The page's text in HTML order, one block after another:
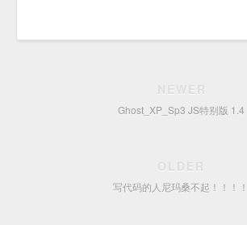
NEWER
Ghost_XP_Sp3 JS特别版 1.4
OLDER
写代码的人尼玛桑不起！！！！